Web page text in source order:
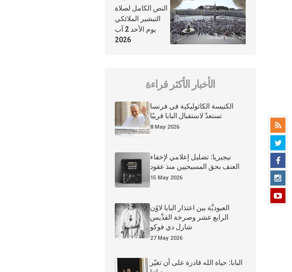
تغيب عنّا أبدًا
النص الكامل لصلاة
التبشير الملائكي
يوم الأحد 2 آب
2026
الأخبار الأكثر قراءة
الكنيسة الكاثوليكية في فرنسا
تستعدّ لاستقبال البابا قريبًا
8 May 2026
نيجيريا: تضليل إعلامي لإخفاء
العنف بحق المسيحيين منذ عقود
15 May 2026
العبوديَّة بين اعتذار البابا لاوُن
الرابع عشر وصرخة القدِّيس
شارل دي فوكو
27 May 2026
البابا: حياة الله قادرة على أن تغيّر